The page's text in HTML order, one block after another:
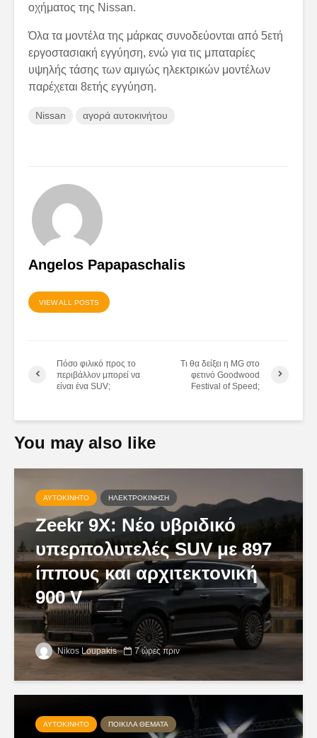
οχήματος της Nissan.
Όλα τα μοντέλα της μάρκας συνοδεύονται από 5ετή
εργοστασιακή εγγύηση, ενώ για τις μπαταρίες
υψηλής τάσης των αμιγώς ηλεκτρικών μοντέλων
παρέχεται 8ετής εγγύηση.
Nissan αγορά αυτοκινήτου
Angelos Papapaschalis
VIEW ALL POSTS
Πόσο φιλικό προς το
περιβάλλον μπορεί να
είναι ένα SUV;
Τι θα δείξει η MG στο
φετινό Goodwood
Festival of Speed;
You may also like
ΑΥΤΟΚΊΝΗΤΟ ΗΛΕΚΤΡΟΚΊΝΗΣΗ
Zeekr 9X: Νέο υβριδικό
υπερπολυτελές SUV με 897
ίππους και αρχιτεκτονική
900 V
Nikos Loupakis 7 ώρες πριν
ΑΥΤΟΚΊΝΗΤΟ ΠΟΙΚΊΛΑ ΘΈΜΑΤΑ